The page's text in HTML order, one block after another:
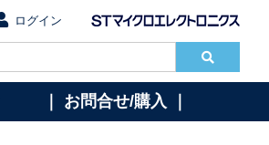
ログイン
｜ お問合せ/購入 ｜